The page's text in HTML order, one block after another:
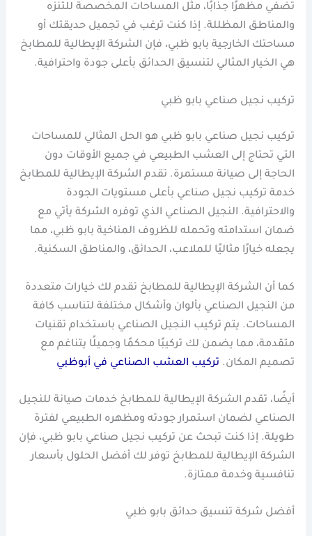
تضفي مظهرًا جذابًا، مثل المساحات المخصصة للتنزه
والمناطق المظللة. إذا كنت ترغب في تجميل حديقتك أو
مساحتك الخارجية بابو ظبي، فإن الشركة الإيطالية للمطابخ
هي الخيار المثالي لتنسيق الحدائق بأعلى جودة واحترافية.
تركيب نجيل صناعي بابو ظبي
تركيب نجيل صناعي بابو ظبي هو الحل المثالي للمساحات
التي تحتاج إلى العشب الطبيعي في جميع الأوقات دون
الحاجة إلى صيانة مستمرة. تقدم الشركة الإيطالية للمطابخ
خدمة تركيب نجيل صناعي بأعلى مستويات الجودة
والاحترافية. النجيل الصناعي الذي توفره الشركة يأتي مع
ضمان استدامته وتحمله للظروف المناخية بابو ظبي، مما
يجعله خيارًا مثاليًا للملاعب، الحدائق، والمناطق السكنية.
كما أن الشركة الإيطالية للمطابخ تقدم لك خيارات متعددة
من النجيل الصناعي بألوان وأشكال مختلفة لتناسب كافة
المساحات. يتم تركيب النجيل الصناعي باستخدام تقنيات
متقدمة، مما يضمن لك تركيبًا محكمًا وجميلًا يتناغم مع
تصميم المكان. تركيب العشب الصناعي في أبوظبي
أيضًا، تقدم الشركة الإيطالية للمطابخ خدمات صيانة للنجيل
الصناعي لضمان استمرار جودته ومظهره الطبيعي لفترة
طويلة. إذا كنت تبحث عن تركيب نجيل صناعي بابو ظبي، فإن
الشركة الإيطالية للمطابخ توفر لك أفضل الحلول بأسعار
تنافسية وخدمة ممتازة.
أفضل شركة تنسيق حدائق بابو ظبي